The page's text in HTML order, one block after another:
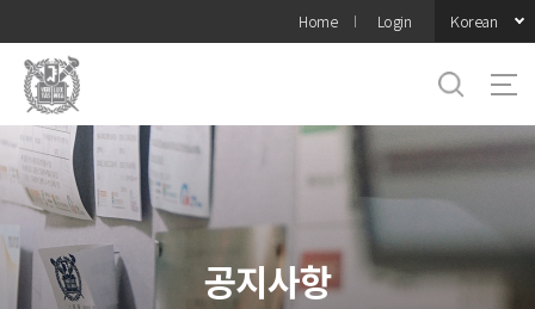
메뉴
Home Login Korean
공지사항